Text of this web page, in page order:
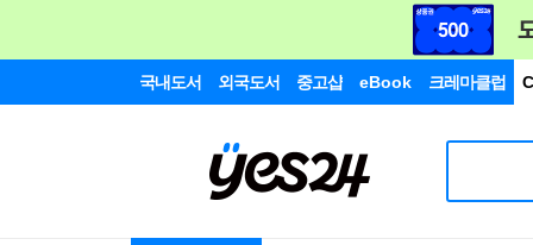
국내도서 외국도서 중고샵 eBook 크레마클럽